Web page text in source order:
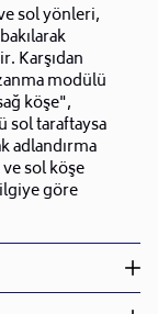
sol yönleri,
Karşıdan
modülü
köşe",
sol taraftaysa
adlandırma
ve sol köşe
göre